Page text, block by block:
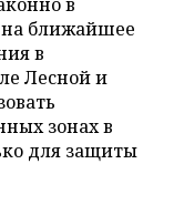
ближайшее
в
Лесной и
зонах в
для защиты